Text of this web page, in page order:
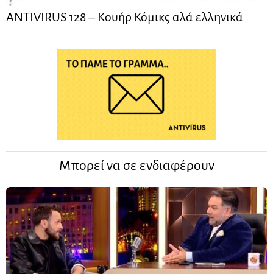
ANTIVIRUS 128 – Kουήρ Κόμικς αλά ελληνικά
Μπορεί να σε ενδιαφέρουν